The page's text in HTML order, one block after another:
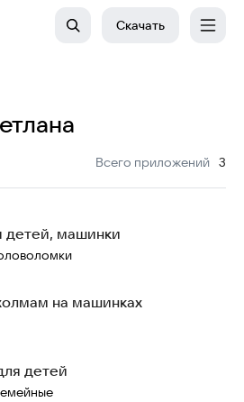
Скачать
Всего приложений
: 3
детей, машинки
на машинках
детей